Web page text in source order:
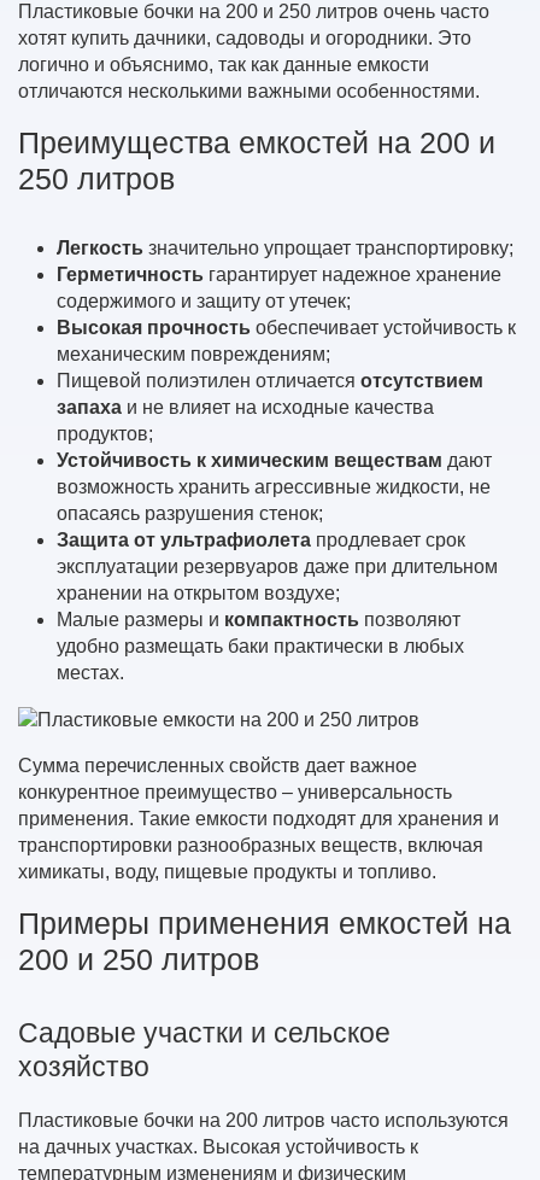
Пластиковые бочки на 200 и 250 литров очень часто
хотят купить дачники, садоводы и огородники. Это
логично и объяснимо, так как данные емкости
отличаются несколькими важными особенностями.
Преимущества емкостей на 200 и
250 литров
Легкость значительно упрощает транспортировку;
Герметичность гарантирует надежное хранение
содержимого и защиту от утечек;
Высокая прочность обеспечивает устойчивость к
механическим повреждениям;
Пищевой полиэтилен отличается отсутствием
запаха и не влияет на исходные качества
продуктов;
Устойчивость к химическим веществам дают
возможность хранить агрессивные жидкости, не
опасаясь разрушения стенок;
Защита от ультрафиолета продлевает срок
эксплуатации резервуаров даже при длительном
хранении на открытом воздухе;
Малые размеры и компактность позволяют
удобно размещать баки практически в любых
местах.
Сумма перечисленных свойств дает важное
конкурентное преимущество – универсальность
применения. Такие емкости подходят для хранения и
транспортировки разнообразных веществ, включая
химикаты, воду, пищевые продукты и топливо.
Примеры применения емкостей на
200 и 250 литров
Садовые участки и сельское
хозяйство
Пластиковые бочки на 200 литров часто используются
на дачных участках. Высокая устойчивость к
температурным изменениям и физическим